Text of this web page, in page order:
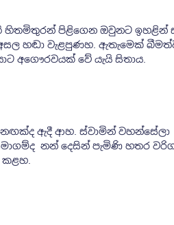
පිළිගෙන ඔවුනට ඉහළින්
හඬා වැළපුණහ. ඇතැමෙක්
අගෞරවයක් වේ යැයි සිතාය.
ඇදී ආහ. ස්වාමින් වහන්සේලා
නන් දෙසින් පැමිණි හතර
කළහ.